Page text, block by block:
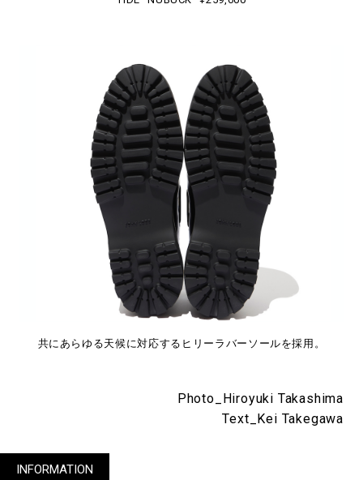
共にあらゆる天候に対応するヒリーラバーソールを採用。
Photo_Hiroyuki Takashima
Text_Kei Takegawa
INFORMATION